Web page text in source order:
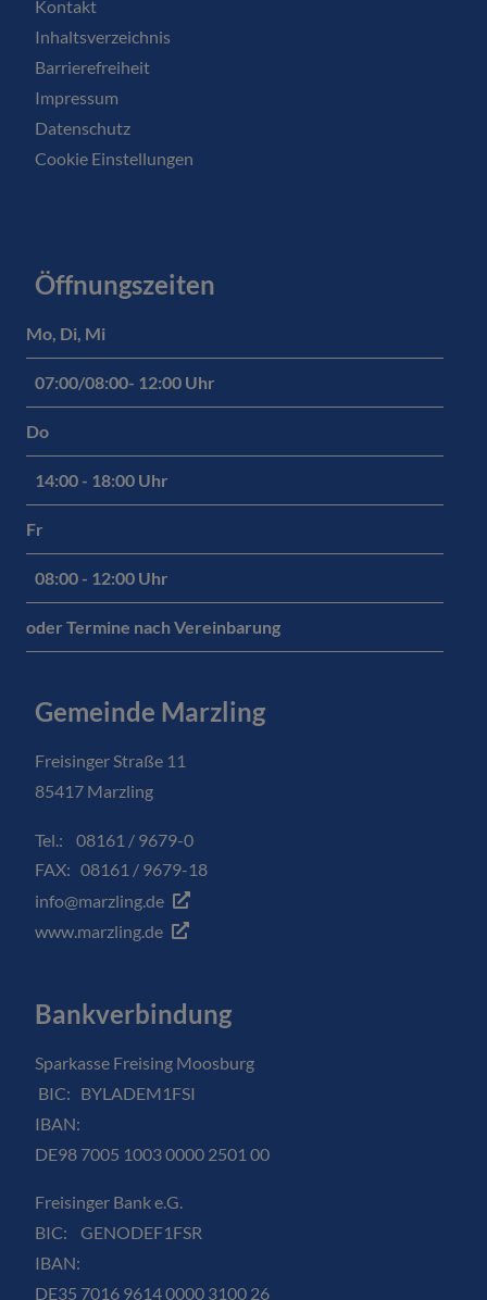
Kontakt
Inhaltsverzeichnis
Barrierefreiheit
Impressum
Datenschutz
Cookie Einstellungen
Öffnungszeiten
Mo, Di, Mi
07:00/08:00- 12:00 Uhr
Do
14:00 - 18:00 Uhr
Fr
08:00 - 12:00 Uhr
oder Termine nach Vereinbarung
Gemeinde Marzling
Freisinger Straße 11
85417 Marzling
Tel.: 08161 / 9679-0
FAX: 08161 / 9679-18
info@marzling.de
www.marzling.de
Bankverbindung
Sparkasse Freising Moosburg
BIC: BYLADEM1FSI
IBAN:
DE98 7005 1003 0000 2501 00
Freisinger Bank e.G.
BIC: GENODEF1FSR
IBAN:
DE35 7016 9614 0000 3100 26